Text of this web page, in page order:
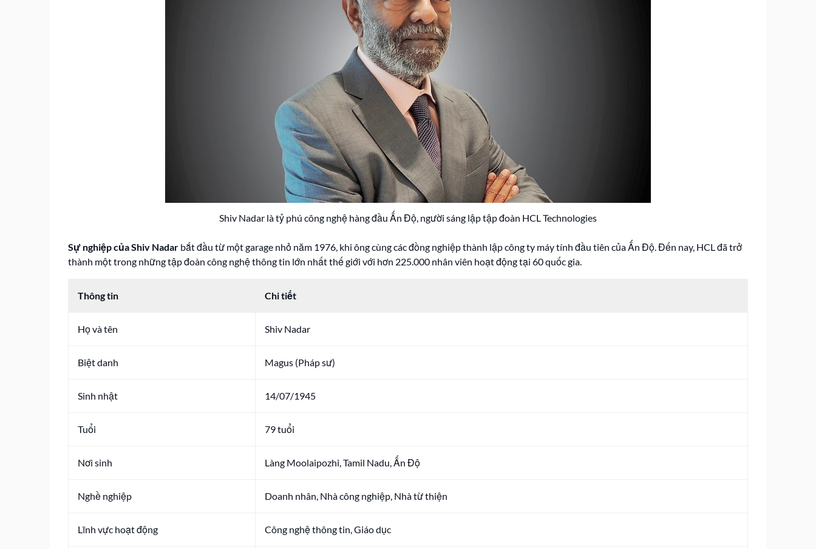
Shiv Nadar là tỷ phú công nghệ hàng đầu Ấn Độ, người sáng lập tập đoàn HCL Technologies
Sự nghiệp của Shiv Nadar bắt đầu từ một garage nhỏ năm 1976, khi ông cùng các đồng nghiệp thành lập công ty máy tính đầu tiên của Ấn Độ. Đến nay, HCL đã trở
thành một trong những tập đoàn công nghệ thông tin lớn nhất thế giới với hơn 225.000 nhân viên hoạt động tại 60 quốc gia.
Thông tin Chi tiết
Họ và tên Shiv Nadar
Biệt danh Magus (Pháp sư)
Sinh nhật 14/07/1945
Tuổi 79 tuổi
Nơi sinh Làng Moolaipozhi, Tamil Nadu, Ấn Độ
Nghề nghiệp Doanh nhân, Nhà công nghiệp, Nhà từ thiện
Lĩnh vực hoạt động Công nghệ thông tin, Giáo dục